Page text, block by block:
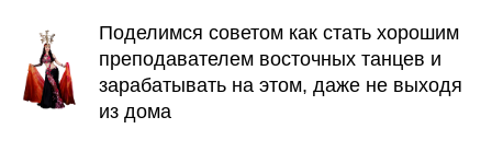
Поделимся советом как стать хорошим
преподавателем восточных танцев и
зарабатывать на этом, даже не выходя
из дома